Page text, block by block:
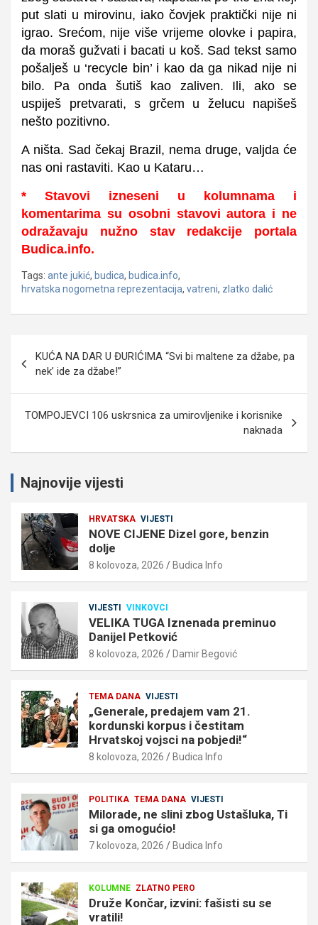
put slati u mirovinu, iako čovjek praktički nije ni
igrao. Srećom, nije više vrijeme olovke i papira,
da moraš gužvati i bacati u koš. Sad tekst samo
pošalješ u ‘recycle bin’ i kao da ga nikad nije ni
bilo. Pa onda šutiš kao zaliven. Ili, ako se
uspiješ pretvarati, s grčem u želucu napišeš
nešto pozitivno.
A ništa. Sad čekaj Brazil, nema druge, valjda će
nas oni rastaviti. Kao u Kataru…
* Stavovi izneseni u kolumnama i
komentarima su osobni stavovi autora i ne
odražavaju nužno stav redakcije portala
Budica.info.
Tags: ante jukić, budica, budica.info,
hrvatska nogometna reprezentacija, vatreni, zlatko dalić
Navigacija
objava
KUĆA NA DAR U ĐURIĆIMA “Svi bi maltene za džabe, pa
nek’ ide za džabe!”
TOMPOJEVCI 106 uskrsnica za umirovljenike i korisnike
naknada
Najnovije vijesti
HRVATSKA VIJESTI
NOVE CIJENE Dizel gore, benzin
dolje
8 kolovoza, 2026 Budica Info
VIJESTI VINKOVCI
VELIKA TUGA Iznenada preminuo
Danijel Petković
8 kolovoza, 2026 Damir Begović
TEMA DANA VIJESTI
„Generale, predajem vam 21.
kordunski korpus i čestitam
Hrvatskoj vojsci na pobjedi!“
8 kolovoza, 2026 Budica Info
POLITIKA TEMA DANA VIJESTI
Milorade, ne slini zbog Ustašluka, Ti
si ga omogućio!
7 kolovoza, 2026 Budica Info
KOLUMNE ZLATNO PERO
Druže Končar, izvini: fašisti su se
vratili!